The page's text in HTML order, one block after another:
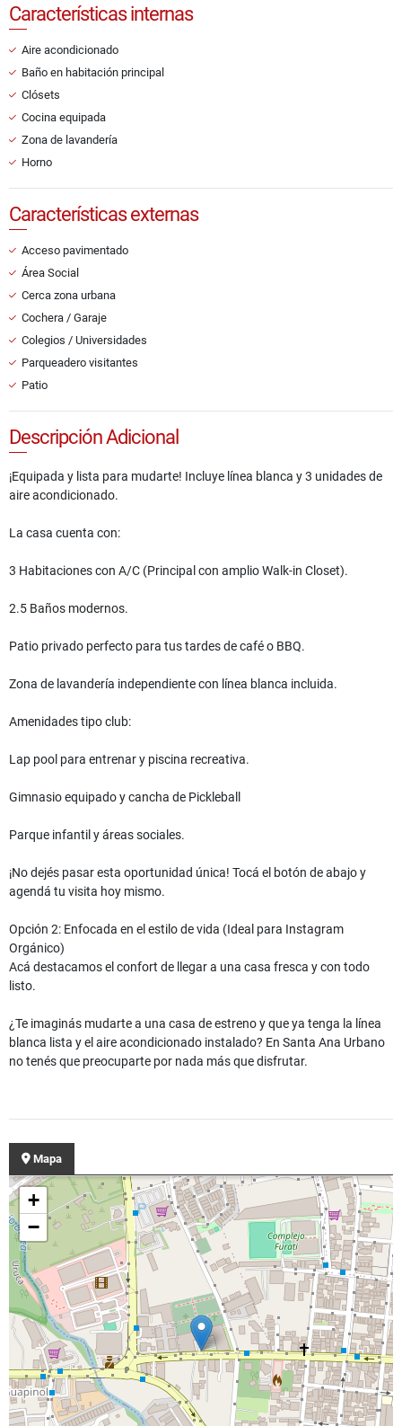
Características internas
Aire acondicionado
Baño en habitación principal
Clósets
Cocina equipada
Zona de lavandería
Horno
Características externas
Acceso pavimentado
Área Social
Cerca zona urbana
Cochera / Garaje
Colegios / Universidades
Parqueadero visitantes
Patio
Descripción Adicional
¡Equipada y lista para mudarte! Incluye línea blanca y 3 unidades de
aire acondicionado.
La casa cuenta con:
3 Habitaciones con A/C (Principal con amplio Walk-in Closet).
2.5 Baños modernos.
Patio privado perfecto para tus tardes de café o BBQ.
Zona de lavandería independiente con línea blanca incluida.
Amenidades tipo club:
Lap pool para entrenar y piscina recreativa.
Gimnasio equipado y cancha de Pickleball
Parque infantil y áreas sociales.
¡No dejés pasar esta oportunidad única! Tocá el botón de abajo y
agendá tu visita hoy mismo.
Opción 2: Enfocada en el estilo de vida (Ideal para Instagram
Orgánico)
Acá destacamos el confort de llegar a una casa fresca y con todo
listo.
¿Te imaginás mudarte a una casa de estreno y que ya tenga la línea
blanca lista y el aire acondicionado instalado? En Santa Ana Urbano
no tenés que preocuparte por nada más que disfrutar.
Mapa
+
−